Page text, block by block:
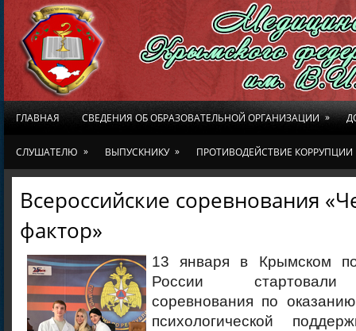
ГЛАВНАЯ СВЕДЕНИЯ ОБ ОБРАЗОВАТЕЛЬНОЙ ОРГАНИЗАЦИИ »
СЛУШАТЕЛЮ » ВЫПУСКНИКУ » ПРОТИВОДЕЙСТВИЕ КОРРУПЦИИ
Всероссийские соревнования
фактор»
13 января в Крымском
России стартовали
соревнования по
психологической